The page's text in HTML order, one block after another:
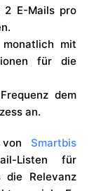
2 E-Mails pro
mit
für die
dem
an.
von Smartbis
Listen für
die Relevanz